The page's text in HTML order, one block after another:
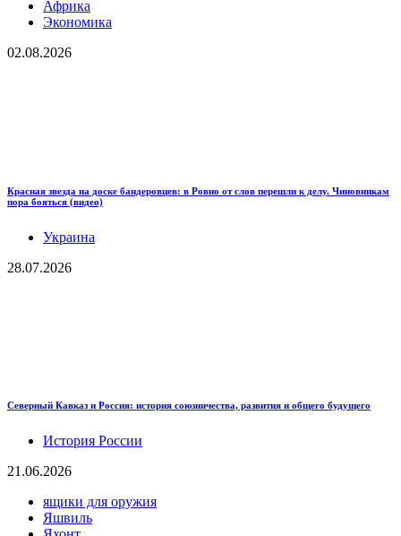
Африка
Экономика
02.08.2026
Красная звезда на доске бандеровцев: в Ровно от слов перешли к делу. Чиновникам
пора бояться (видео)
Украина
28.07.2026
Северный Кавказ и Россия: история союзничества, развития и общего будущего
История России
21.06.2026
ящики для оружия
Яшвиль